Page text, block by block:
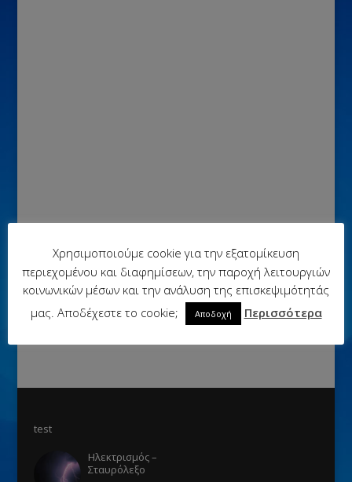
test
Ηλεκτρισμός –
Σταυρόλεξο
Χρησιμοποιούμε cookie για την εξατομίκευση
περιεχομένου και διαφημίσεων, την παροχή λειτουργιών
κοινωνικών μέσων και την ανάλυση της επισκεψιμότητάς
μας. Αποδέχεστε το cookie;
Αποδοχή Περισσότερα